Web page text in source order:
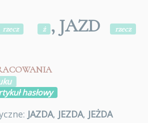
rzecz ż , JAZD rzecz
hasłowy
JAZDA, JEZDA, JEŻDA